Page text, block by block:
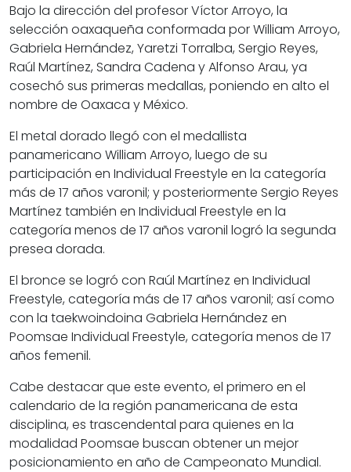
Bajo la dirección del profesor Víctor Arroyo, la
selección oaxaqueña conformada por William Arroyo,
Gabriela Hernández, Yaretzi Torralba, Sergio Reyes,
Raúl Martínez, Sandra Cadena y Alfonso Arau, ya
cosechó sus primeras medallas, poniendo en alto el
nombre de Oaxaca y México.
El metal dorado llegó con el medallista
panamericano William Arroyo, luego de su
participación en Individual Freestyle en la categoría
más de 17 años varonil; y posteriormente Sergio Reyes
Martínez también en Individual Freestyle en la
categoría menos de 17 años varonil logró la segunda
presea dorada.
El bronce se logró con Raúl Martínez en Individual
Freestyle, categoría más de 17 años varonil; así como
con la taekwoindoina Gabriela Hernández en
Poomsae Individual Freestyle, categoría menos de 17
años femenil.
Cabe destacar que este evento, el primero en el
calendario de la región panamericana de esta
disciplina, es trascendental para quienes en la
modalidad Poomsae buscan obtener un mejor
posicionamiento en año de Campeonato Mundial.